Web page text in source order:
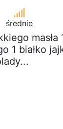
średnie
masła
1 białko